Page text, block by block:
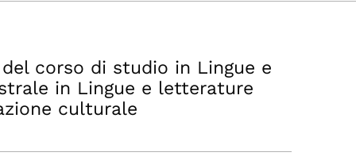
corso di studio in Lingue e
in Lingue e letterature
culturale